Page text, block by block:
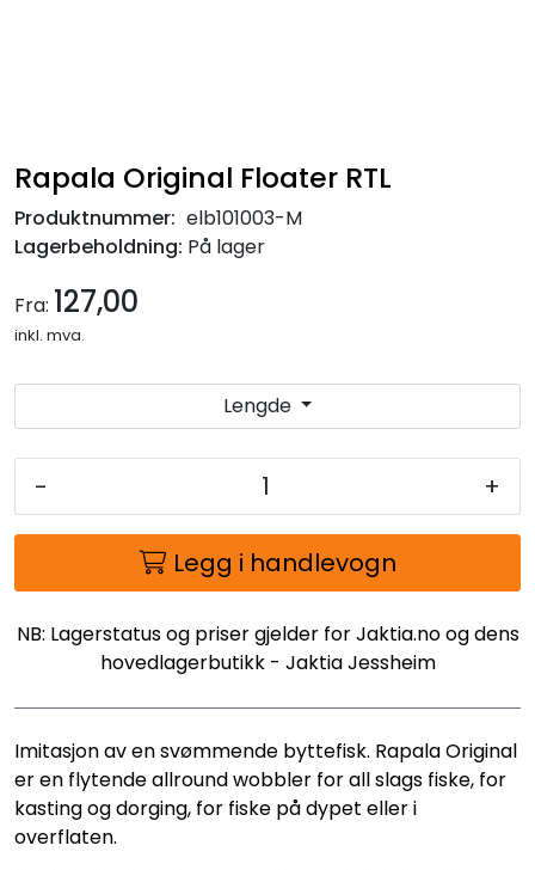
Rapala Original Floater RTL
Produktnummer: elb101003-M
Lagerbeholdning: På lager
Fra: 127,00
inkl. mva.
Lengde
- +
Legg i handlevogn
NB: Lagerstatus og priser gjelder for Jaktia.no og dens
hovedlagerbutikk - Jaktia Jessheim
Imitasjon av en svømmende byttefisk. Rapala Original
er en flytende allround wobbler for all slags fiske, for
kasting og dorging, for fiske på dypet eller i
overflaten.